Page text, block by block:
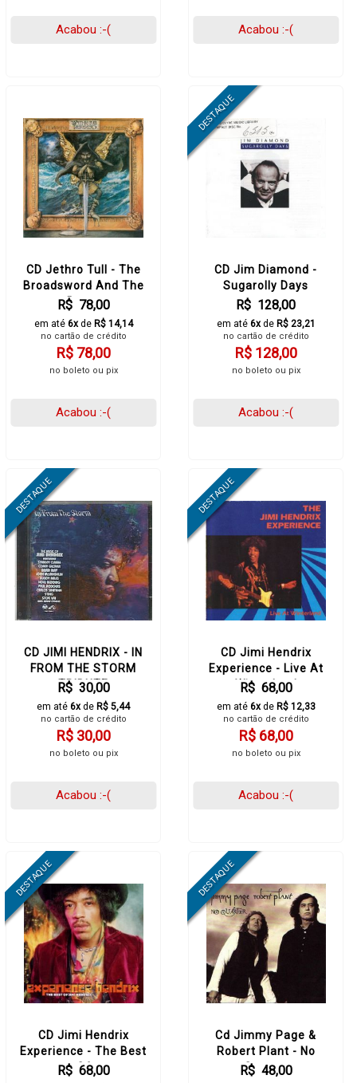
Acabou :-( Acabou :-(
CD Jethro Tull - The
Broadsword And The
Beast
R$ 78,00
em até 6xde R$ 14,14
no cartão de crédito
R$ 78,00
no boleto ou pix
Acabou :-(
CD Jim Diamond -
Sugarolly Days
R$ 128,00
em até 6xde R$ 23,21
no cartão de crédito
R$ 128,00
no boleto ou pix
Acabou :-(
CD JIMI HENDRIX - IN
FROM THE STORM
TRIBUTE
R$ 30,00
em até 6xde R$ 5,44
no cartão de crédito
R$ 30,00
no boleto ou pix
Acabou :-(
CD Jimi Hendrix
Experience - Live At
Winterland
R$ 68,00
em até 6xde R$ 12,33
no cartão de crédito
R$ 68,00
no boleto ou pix
Acabou :-(
CD Jimi Hendrix
Experience - The Best
Of
R$ 68,00
Cd Jimmy Page &
Robert Plant - No
Quarter
R$ 48,00